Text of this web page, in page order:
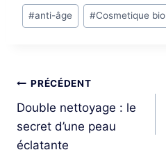
Étiquettes
de
#anti-âge #Cosmetique bio
Navigation
de
l’article
PRÉCÉDENT
Double nettoyage : le
secret d’une peau
éclatante